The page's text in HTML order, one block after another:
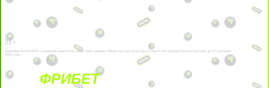
21+
Лицензии №24514359, выданной комитетом индустрии туризма Министерства культуры и спорта Республики Казахстан срок до 27 сентября
2034 года.
ФРИБЕТ